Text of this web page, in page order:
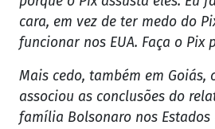
cara, em vez de ter medo do
funcionar nos EUA. Faça o Pix
Mais cedo, também em Goiás,
associou as conclusões do
família Bolsonaro nos Estados